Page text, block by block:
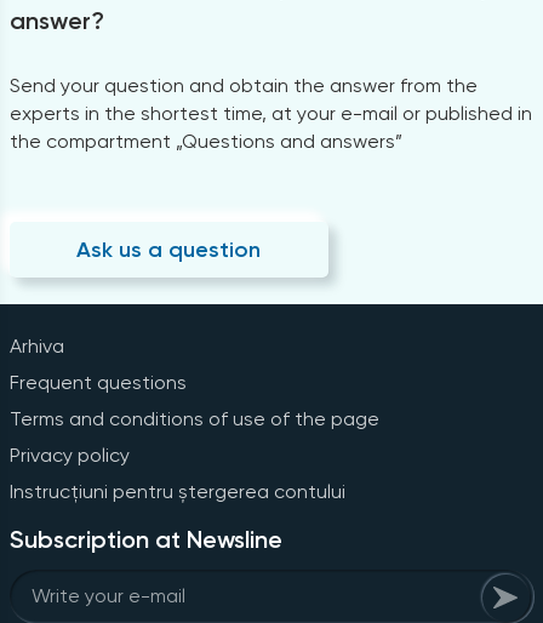
answer?
Send your question and obtain the answer from the
experts in the shortest time, at your e-mail or published in
the compartment „Questions and answers”
Ask us a question
Arhiva
Frequent questions
Terms and conditions of use of the page
Privacy policy
Instrucțiuni pentru ștergerea contului
Subscription at Newsline